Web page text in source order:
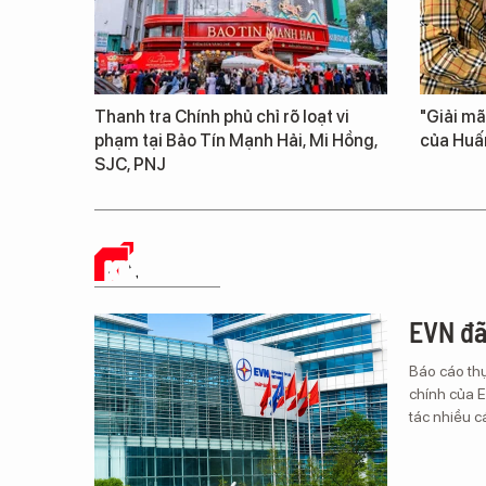
Thanh tra Chính phủ chỉ rõ loạt vi
phạm tại Bảo Tín Mạnh Hải, Mi Hồng,
SJC, PNJ
"Giải
của
KINH TẾ SỐ
EVN
Báo cáo
chính của
tác nhiều